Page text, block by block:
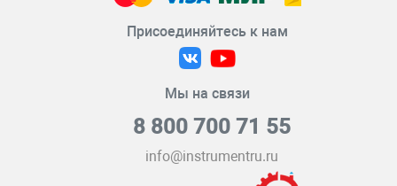
Присоединяйтесь к нам
Мы на связи
8 800 700 71 55
info@instrumentru.ru